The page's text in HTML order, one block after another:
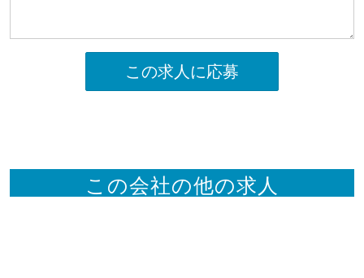
この求人に応募
この会社の他の求人